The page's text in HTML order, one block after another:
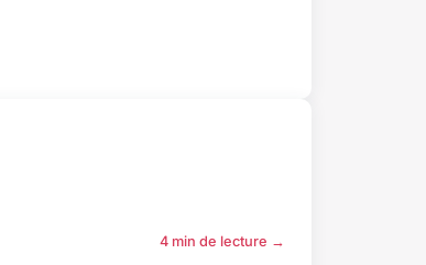
4 min de lecture →